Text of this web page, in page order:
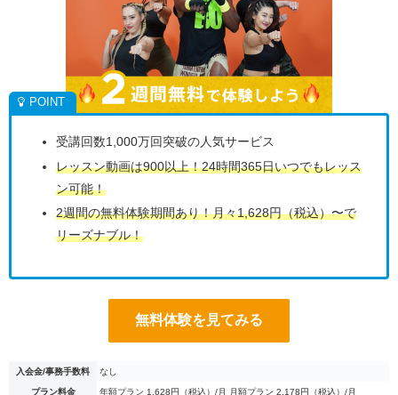
受講回数1,000万回突破の人気サービス
レッスン動画は900以上！24時間365日いつでもレッス
ン可能！
2週間の無料体験期間あり！月々1,628円（税込）〜で
リーズナブル！
無料体験を見てみる
入会金/事務手数料 なし
プラン料金 年額プラン 1,628円（税込）/月 月額プラン 2,178円（税込）/月